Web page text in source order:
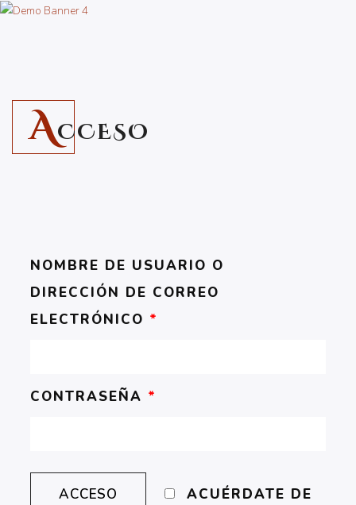
ACCESO
NOMBRE DE USUARIO O
DIRECCIÓN DE CORREO
ELECTRÓNICO *
CONTRASEÑA *
ACUÉRDATE DE